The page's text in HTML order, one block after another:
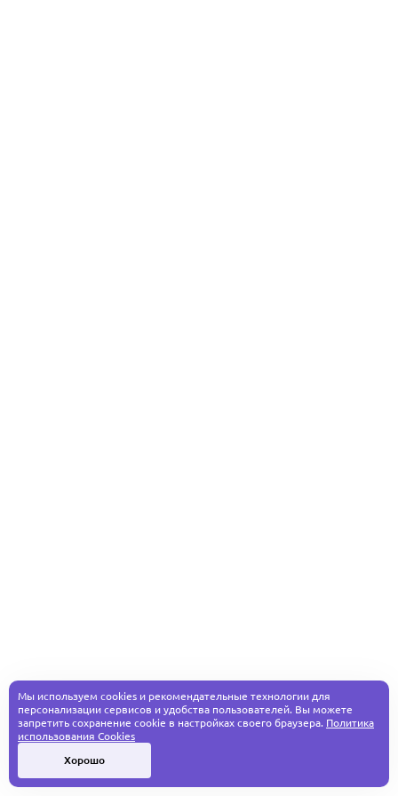
Мы используем cookies и рекомендательные технологии для
персонализации сервисов и удобства пользователей. Вы можете
запретить сохранение cookie в настройках своего браузера. Политика
использования Cookies
Хорошо